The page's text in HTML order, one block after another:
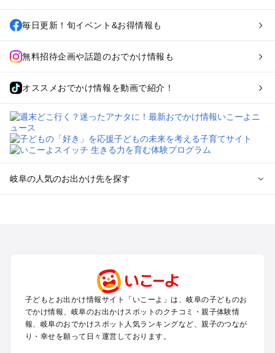
毎日更新！旬イベント&お得情報も
無料招待企画や話題のおでかけ情報も
オススメおでかけ情報を動画で紹介！
岐阜の人気のお出かけ先を探す
高山・下呂・飛騨・奥飛騨周辺のプールお出かけ
郡上・美濃・関のプールお出かけ
木曽路・木曽周辺のプールお出かけ
白川郷のプールお出かけ
子どもとお出かけ情報サイト「いこーよ」は、岐阜の子どものお
でかけ情報、岐阜のお出かけスポットのクチコミ・親子体験情
報、岐阜のおでかけスポット人気ランキングなど、親子のつなが
り・幸せを願って日々運営しております。